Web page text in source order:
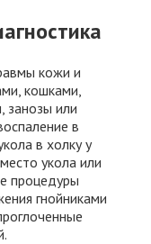
кожи и
кошками,
занозы или
в
в холку у
укола или
процедуры
гнойниками